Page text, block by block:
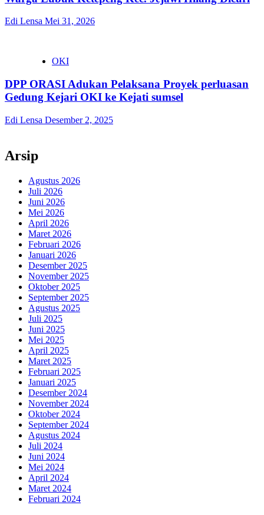
Edi Lensa Mei 31, 2026
OKI
DPP ORASI Adukan Pelaksana Proyek perluasan
Gedung Kejari OKI ke Kejati sumsel
Edi Lensa Desember 2, 2025
Arsip
Agustus 2026
Juli 2026
Juni 2026
Mei 2026
April 2026
Maret 2026
Februari 2026
Januari 2026
Desember 2025
November 2025
Oktober 2025
September 2025
Agustus 2025
Juli 2025
Juni 2025
Mei 2025
April 2025
Maret 2025
Februari 2025
Januari 2025
Desember 2024
November 2024
Oktober 2024
September 2024
Agustus 2024
Juli 2024
Juni 2024
Mei 2024
April 2024
Maret 2024
Februari 2024